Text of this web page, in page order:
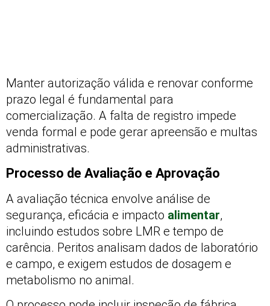
Manter autorização válida e renovar conforme
prazo legal é fundamental para
comercialização. A falta de registro impede
venda formal e pode gerar apreensão e multas
administrativas.
Processo de Avaliação e Aprovação
A avaliação técnica envolve análise de
segurança, eficácia e impacto alimentar,
incluindo estudos sobre LMR e tempo de
carência. Peritos analisam dados de laboratório
e campo, e exigem estudos de dosagem e
metabolismo no animal.